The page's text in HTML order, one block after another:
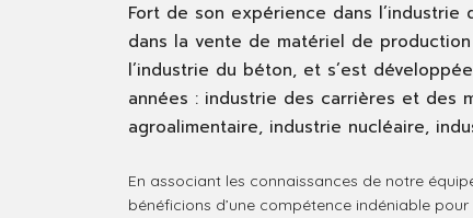
Fort de son expérience dans
dans la vente de matériel de
l’industrie du béton, et s’est
années : industrie des carrières et des
agroalimentaire, industrie nucléaire,
En associant les connaissances de notre
bénéficions d’une compétence indéniable